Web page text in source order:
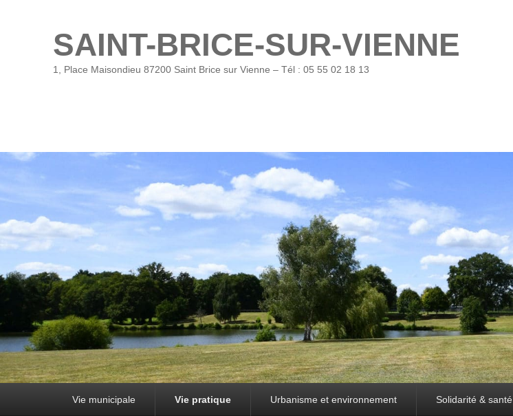
SAINT-BRICE-SUR-VIENNE
1, Place Maisondieu 87200 Saint Brice sur Vienne – Tél : 05 55 02 18 13
Vie municipale Vie pratique Urbanisme et environnement Solidarité & santé